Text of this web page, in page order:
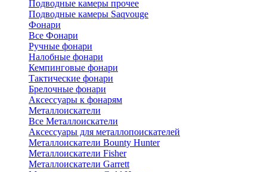
Подводные камеры прочее
Подводные камеры Saqvouge
Фонари
Все Фонари
Ручные фонари
Налобные фонари
Кемпинговые фонари
Тактические фонари
Брелочные фонари
Аксессуары к фонарям
Металлоискатели
Все Металлоискатели
Аксессуары для металлопоискателей
Металлоискатели Bounty Hunter
Металлоискатели Fisher
Металлоискатели Garrett